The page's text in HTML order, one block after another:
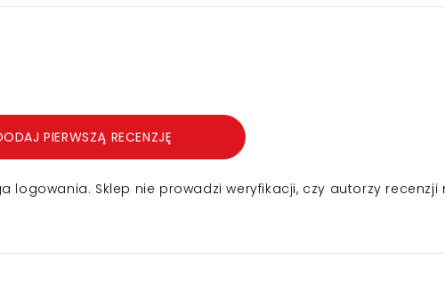
PIERWSZĄ RECENZJĘ
logowania. Sklep nie prowadzi weryfikacji, czy autorzy recenzji